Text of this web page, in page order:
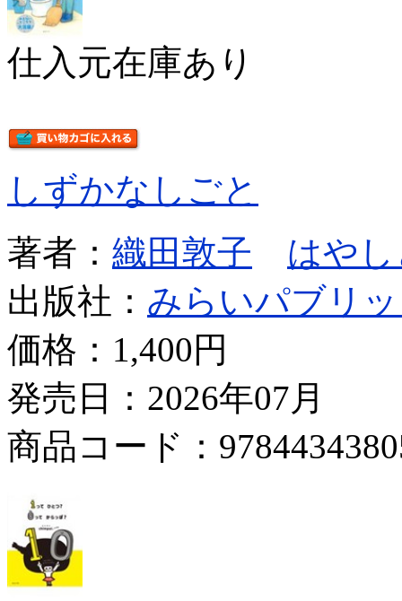
仕入元在庫あり
しずかなしごと
著者： 織田敦子
はや
出版社： みらいパブリ
価格： 1,400円
発売日：2026年07月
商品コード：